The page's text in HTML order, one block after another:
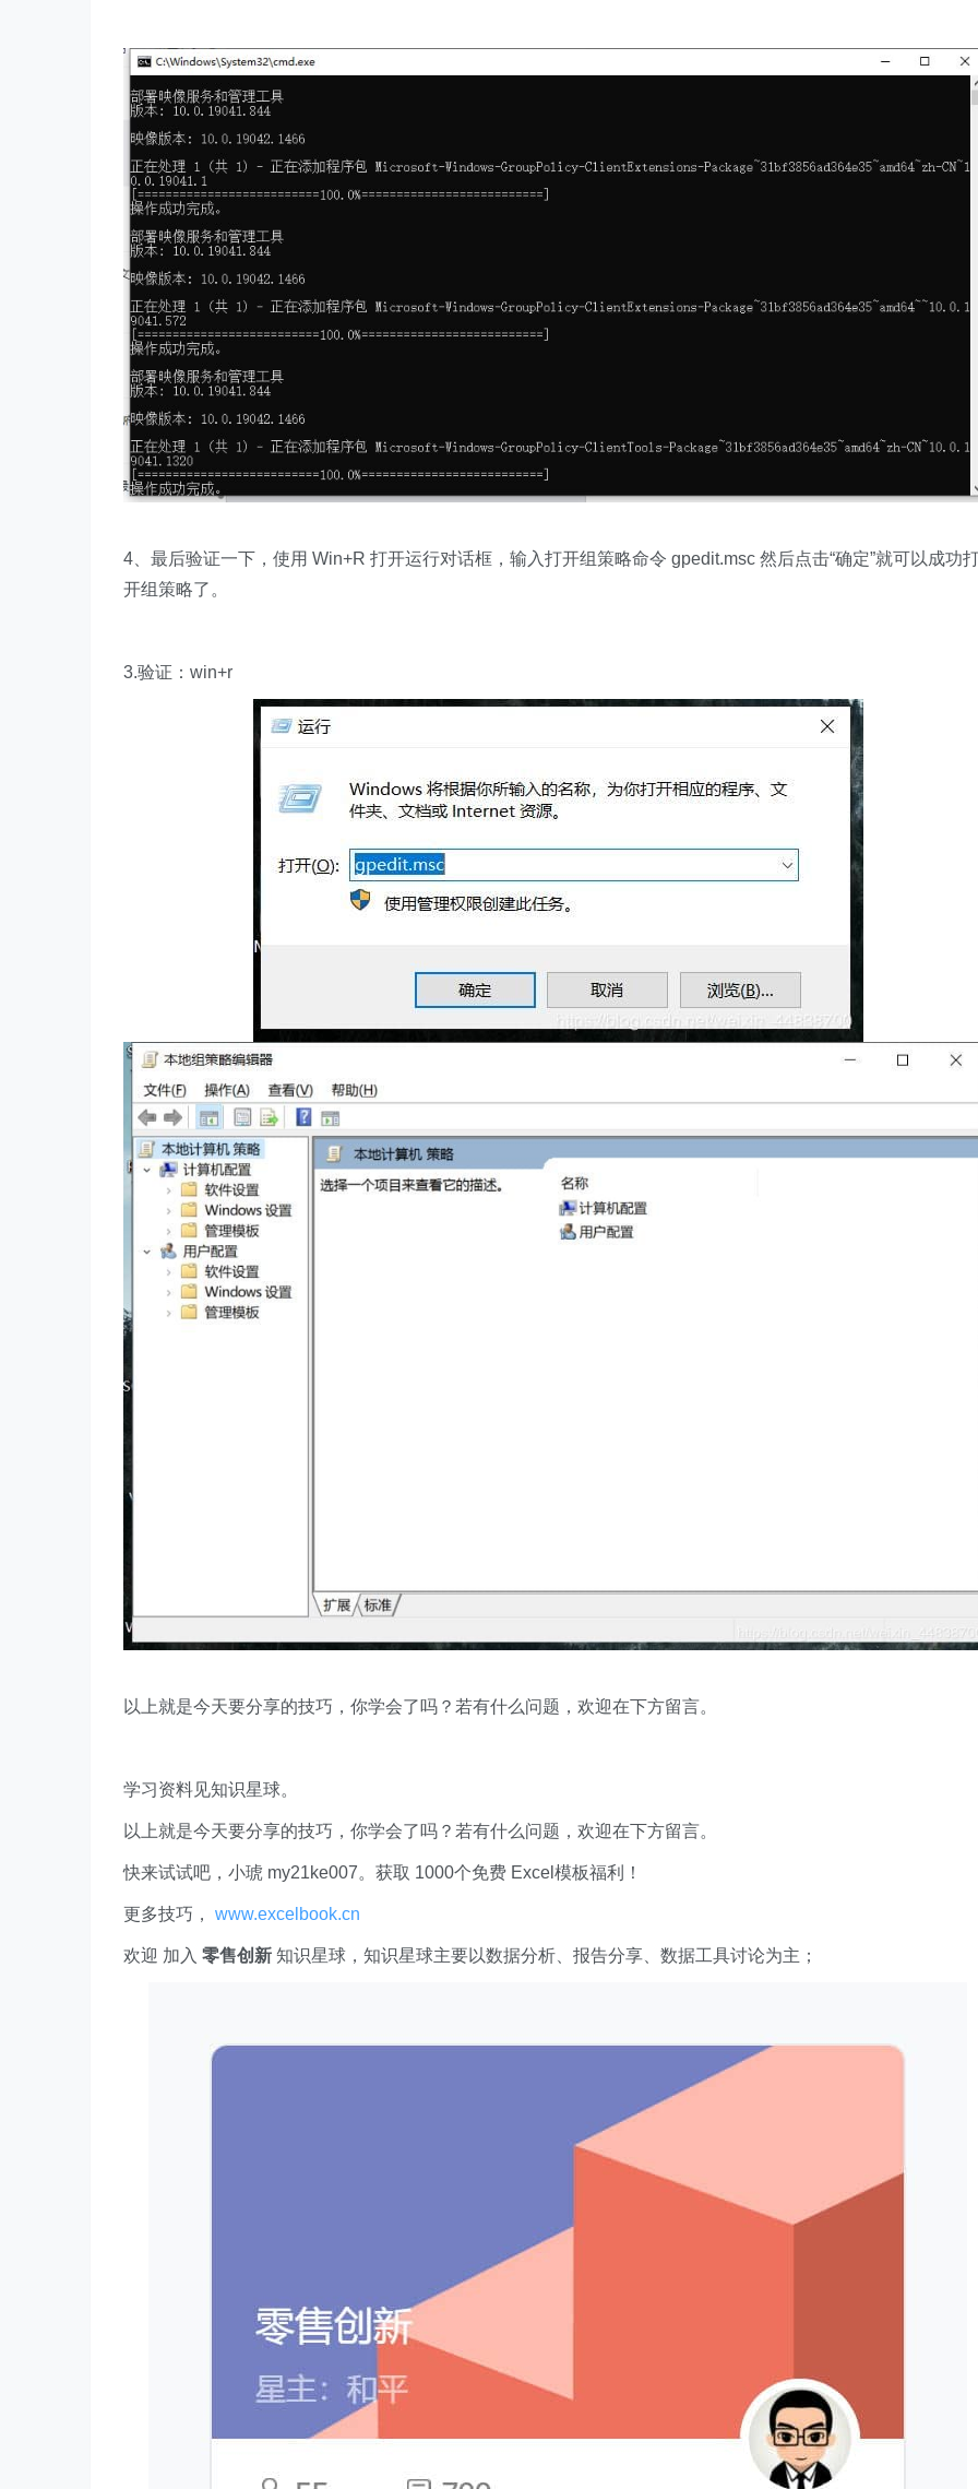
4、最后验证一下，使用 Win+R 打开运行对话框，输入打开组策略命令 gpedit.msc 然后点击“确定”就可以成功
开组策略了。
3.验证：win+r
以上就是今天要分享的技巧，你学会了吗？若有什么问题，欢迎在下方留言。
学习资料见知识星球。
以上就是今天要分享的技巧，你学会了吗？若有什么问题，欢迎在下方留言。
快来试试吧，小琥 my21ke007。获取 1000个免费 Excel模板福利​​​​！
更多技巧， www.excelbook.cn
欢迎 加入 零售创新 知识星球，知识星球主要以数据分析、报告分享、数据工具讨论为主；